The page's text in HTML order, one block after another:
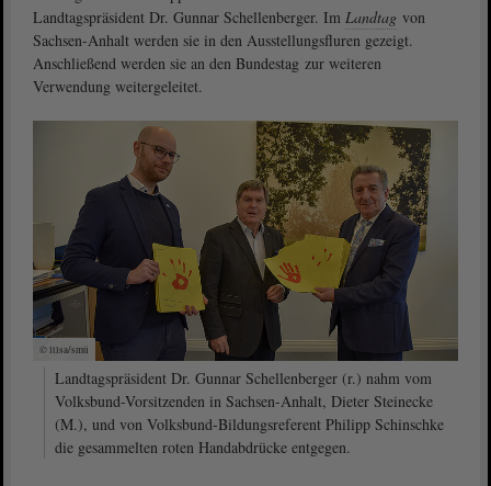
Landtagspräsident Dr. Gunnar Schellenberger. Im Landtag von
Sachsen-Anhalt werden sie in den Ausstellungsfluren gezeigt.
Anschließend werden sie an den Bundestag zur weiteren
Verwendung weitergeleitet.
© ltlsa/smü
Landtagspräsident Dr. Gunnar Schellenberger (r.) nahm vom
Volksbund-Vorsitzenden in Sachsen-Anhalt, Dieter Steinecke
(M.), und von Volksbund-Bildungsreferent Philipp Schinschke
die gesammelten roten Handabdrücke entgegen.